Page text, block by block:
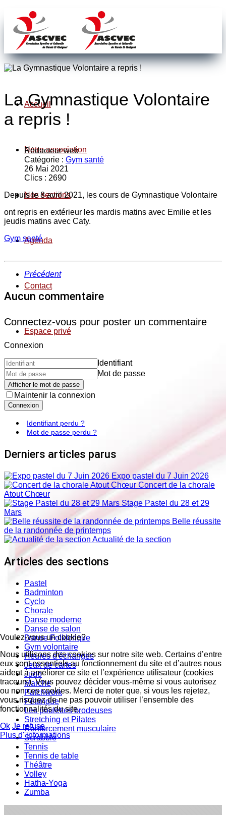
Accueil
Notre association
Nos sections
Agenda
Contact
Espace privé
La Gymnastique Volontaire
a repris !
Rédacteur web
Catégorie : Gym santé
26 Mai 2021
Clics : 2690
Depuis le 8 avril 2021, les cours de Gymnastique Volontaire
ont repris en extérieur les mardis matins avec Emilie et les
jeudis matins avec Caty.
Gym santé
Précédent
Aucun commentaire
Connectez-vous pour poster un commentaire
Connexion
Identifiant
Mot de passe
Afficher le mot de passe
Maintenir la connexion
Connexion
Identifiant perdu ?
Mot de passe perdu ?
Derniers articles parus
Expo pastel du 7 Juin 2026
Concert de la chorale
Atout Chœur
Stage Pastel du 28 et 29
Mars
Belle réussite
de la randonnée de printemps
Actualité de la section
Articles des sections
Pastel
Badminton
Cyclo
Chorale
Danse moderne
Danse de salon
Danse Folklorique
Gym volontaire
Heures d'échanges
Jeux de cartes
Judo
Marche
Patchwork
Pétanque
Les poulettes brodeuses
Stretching et Pilates
Renforcement musculaire
Scrabble
Tennis
Tennis de table
Théâtre
Volley
Hatha-Yoga
Zumba
Voulez-vous un cookie?
Nous utilisons des cookies sur notre site web. Certains d’entre
eux sont essentiels au fonctionnement du site et d’autres nous
aident à améliorer ce site et l’expérience utilisateur (cookies
traceurs). Vous pouvez décider vous-même si vous autorisez
ou non ces cookies. Merci de noter que, si vous les rejetez,
vous risquez de ne pas pouvoir utiliser l’ensemble des
fonctionnalités du site.
Ok Je refuse
Plus d' informations